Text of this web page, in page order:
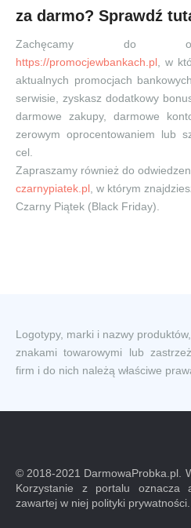
za darmo? Sprawdź
Zachęcamy do
https://promocjewbankach.pl , w
aktualnych promocjach
serwisie, zyskasz dodatkowy
darmowe zakupy, darmowe
zerowym oprocentowaniem lub
cel.
Zapraszamy również do
czarnypiatek.pl , w którym
Czarny Piątek (Black Friday).
Logotypy, marki i nazwy
znakami towarowymi lub
firm i do nich należą właściwe
© 2018-2021 DarmowaProbka.pl.
Korzystanie z portalu oznacza
zawartej w niej polityki prywatności.